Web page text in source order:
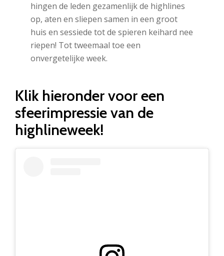
hingen de leden gezamenlijk de highlines
op, aten en sliepen samen in een groot
huis en sessiede tot de spieren keihard nee
riepen! Tot tweemaal toe een
onvergetelijke week.
Klik hieronder voor een
sfeerimpressie van de
highlineweek!